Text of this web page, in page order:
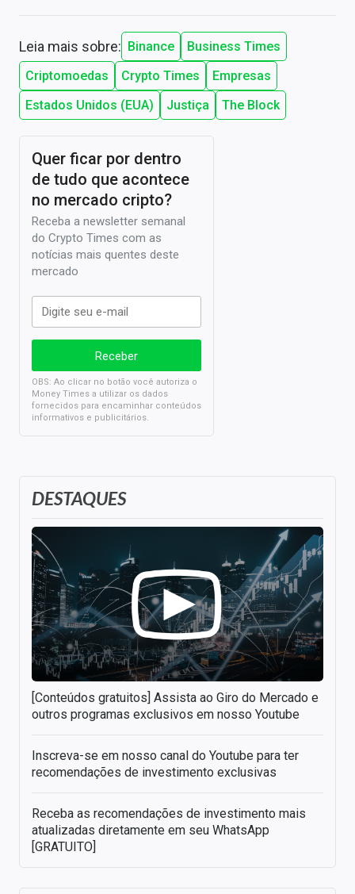
Leia mais sobre: Binance
Business Times
Criptomoedas
Crypto Times
Empresas
Estados Unidos (EUA)
Justiça The Block
DESTAQUES
[Conteúdos gratuitos] Assista ao Giro do Mercado e
outros programas exclusivos em nosso Youtube
Inscreva-se em nosso canal do Youtube para ter
recomendações de investimento exclusivas
Receba as recomendações de investimento mais
atualizadas diretamente em seu WhatsApp
[GRATUITO]
Quer ficar por dentro
de tudo que acontece
no mercado cripto?
Receba a newsletter semanal
do Crypto Times com as
notícias mais quentes deste
mercado
OBS: Ao clicar no botão você autoriza o
Money Times a utilizar os dados
fornecidos para encaminhar conteúdos
informativos e publicitários.